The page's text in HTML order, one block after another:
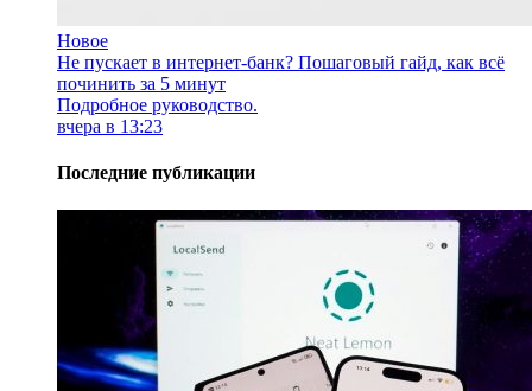
Новое
Не пускает в интернет-банк? Пошаговый гайд, как всё
починить за 5 минут
Подробное руководство.
вчера в 13:23
Последние публикации